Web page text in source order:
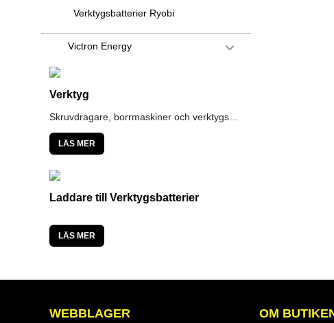
Verktygsbatterier Ryobi
Victron Energy
Verktyg
LÄS MER
Laddare till Verktygsbatterier
LÄS MER
WEBBLAGER OM